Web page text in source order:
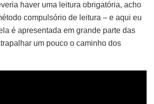
haver uma leitura obrigatória, acho
compulsório de leitura – e aqui eu
é apresentada em grande parte das
um pouco o caminho dos